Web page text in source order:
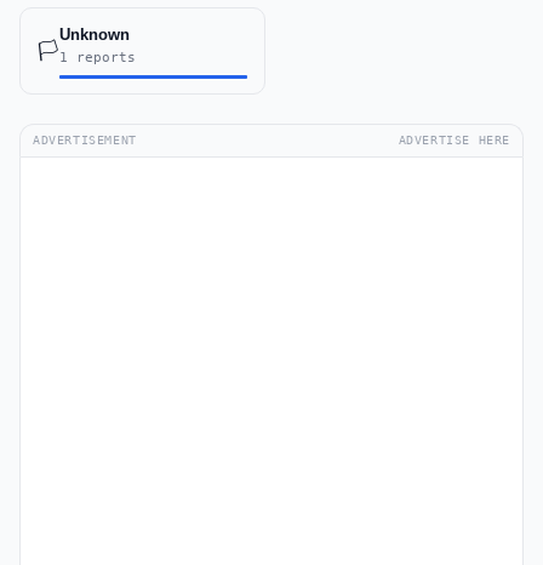
🏳️
Unknown
1 reports
ADVERTISEMENT ADVERTISE HERE